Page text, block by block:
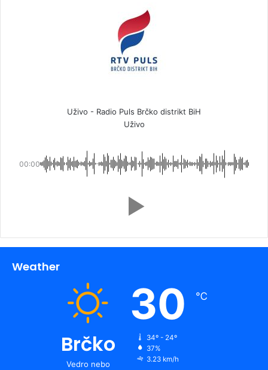
Uživo - Radio Puls Brčko distrikt BiH
Uživo
00:00
Weather
Brčko
Vedro nebo
30 ℃
34º - 24º
37%
3.23 km/h